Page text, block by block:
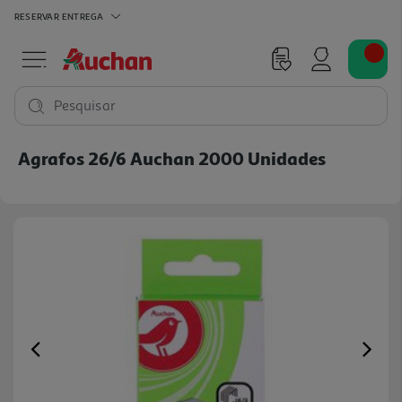
RESERVAR ENTREGA
Pesquisar
Agrafos 26/6 Auchan 2000 Unidades
Previous